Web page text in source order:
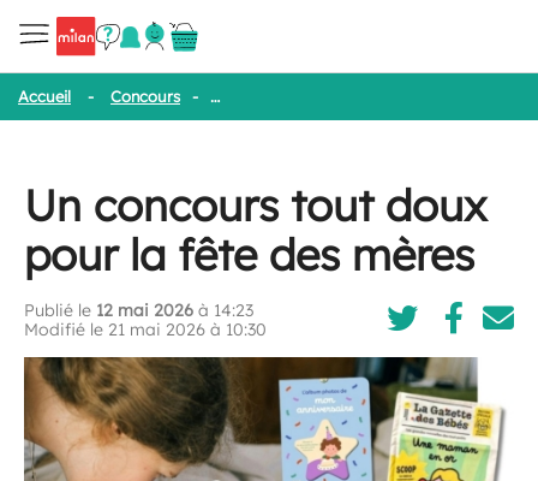
Accueil - Concours - Un concours tout doux pour la fête des
Un concours tout doux
pour la fête des mères
Publié le 12 mai 2026 à 14:23
Modifié le 21 mai 2026 à 10:30